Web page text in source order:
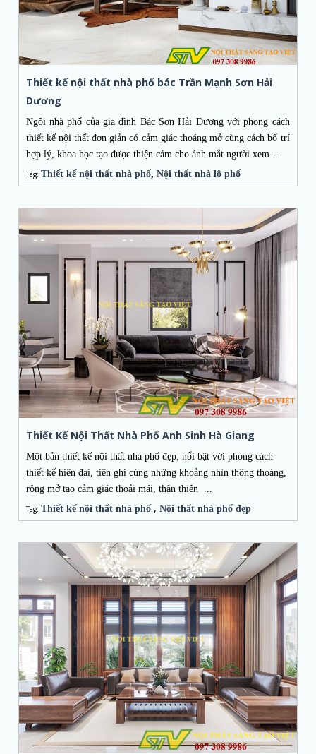
Thiết kế nội thất nhà phố bác Trần Mạnh Sơn Hải
Dương
Ngôi nhà phố của gia đình Bác Sơn Hải Dương với phong cách
thiết kế nội thất đơn giản có cảm giác thoáng mở cùng cách bố trí
hợp lý, khoa học tạo được thiện cảm cho ánh mắt người xem ...
Tag: Thiết kế nội thất nhà phố, Nội thất nhà lô phố
Thiết Kế Nội Thất Nhà Phố Anh Sinh Hà Giang
Một bản thiết kế nội thất nhà phố đẹp, nổi bật với phong cách
thiết kế hiện đại, tiện ghi cùng những khoảng nhìn thông thoáng,
rộng mở tạo cảm giác thoải mái, thân thiện ...
Tag: Thiết kế nội thất nhà phố, Nội thất nhà phố đẹp